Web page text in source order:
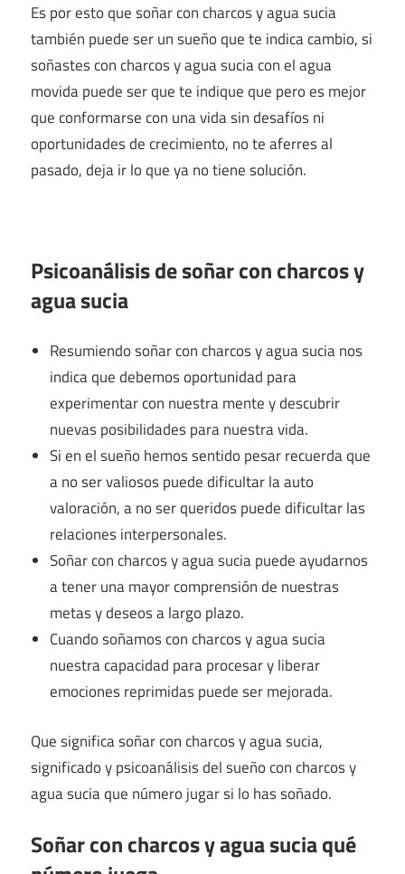
Es por esto que soñar con charcos y agua sucia
también puede ser un sueño que te indica cambio, si
soñastes con charcos y agua sucia con el agua
movida puede ser que te indique que pero es mejor
que conformarse con una vida sin desafíos ni
oportunidades de crecimiento, no te aferres al
pasado, deja ir lo que ya no tiene solución.
Psicoanálisis de soñar con charcos y
agua sucia
Resumiendo soñar con charcos y agua sucia nos
indica que debemos oportunidad para
experimentar con nuestra mente y descubrir
nuevas posibilidades para nuestra vida.
Si en el sueño hemos sentido pesar recuerda que
a no ser valiosos puede dificultar la auto
valoración, a no ser queridos puede dificultar las
relaciones interpersonales.
Soñar con charcos y agua sucia puede ayudarnos
a tener una mayor comprensión de nuestras
metas y deseos a largo plazo.
Cuando soñamos con charcos y agua sucia
nuestra capacidad para procesar y liberar
emociones reprimidas puede ser mejorada.
Que significa soñar con charcos y agua sucia,
significado y psicoanálisis del sueño con charcos y
agua sucia que número jugar si lo has soñado.
Soñar con charcos y agua sucia qué